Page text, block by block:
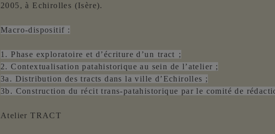
2005, à Echirolles (Isère).
Macro-dispositif :
1. Phase exploratoire et d’écriture d’un tract ;
2. Contextualisation patahistorique au sein de l’atelier ;
3a. Distribution des tracts dans la ville d’Echirolles ;
3b. Construction du récit trans-patahistorique par le comité de
Atelier TRACT